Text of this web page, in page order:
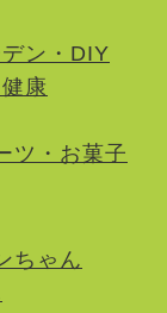
ン・DIY
康
ツ・お菓子
ちゃん